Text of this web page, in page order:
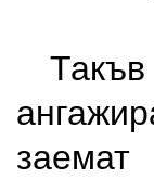
Такъв